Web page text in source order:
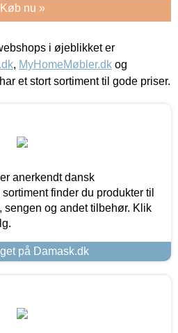
Køb nu »
i øjeblikket er
, MyHomeMøbler.dk og
et stort sortiment til gode priser.
anerkendt dansk
finder du produkter til
sengen og andet tilbehør. Klik
på Damask.dk